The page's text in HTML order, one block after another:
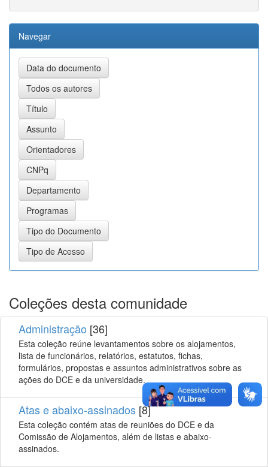
Navegar
Coleções desta comunidade
Administração [36]
Esta coleção reúne levantamentos sobre os alojamentos,
lista de funcionários, relatórios, estatutos, fichas,
formulários, propostas e assuntos administrativos sobre as
ações do DCE e da universidade.
Atas e abaixo-assinados [8]
Esta coleção contém atas de reuniões do DCE e da
Comissão de Alojamentos, além de listas e abaixo-
assinados.